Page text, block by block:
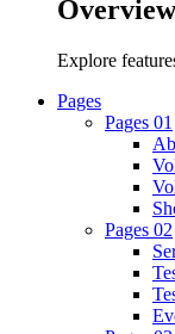
Overview
Explore
Pages
Pages 01
Pages 02